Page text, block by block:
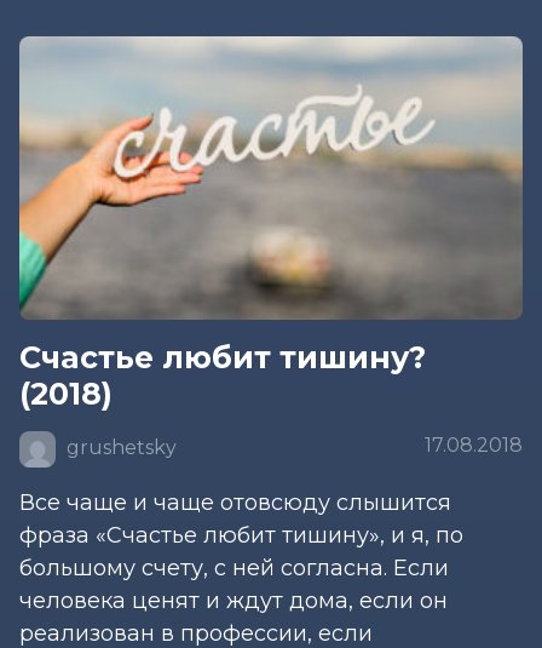
Счастье любит тишину?
(2018)
grushetsky 17.08.2018
Все чаще и чаще отовсюду слышится
фраза «Счастье любит тишину», и я, по
большому счету, с ней согласна. Если
человека ценят и ждут дома, если он
реализован в профессии, если